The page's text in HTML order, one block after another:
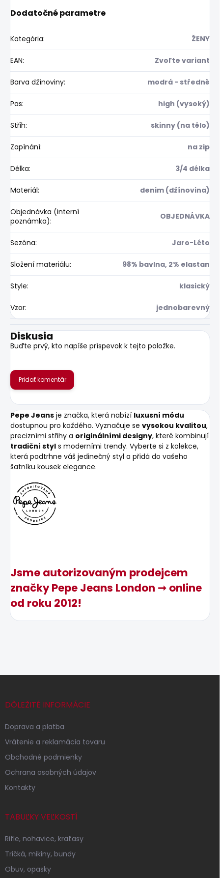
Dodatočné parametre
Kategória: ŽENY
EAN: Zvoľte variant
Barva džínoviny: modrá - středně
Pas: high (vysoký)
Střih: skinny (na tělo)
Zapínání: na zip
Délka: 3/4 délka
Materiál: denim (džínovina)
Objednávka (interní
poznámka): OBJEDNÁVKA
Sezóna: Jaro-Léto
Složení materiálu: 98% bavlna, 2% elastan
Style: klasický
Vzor: jednobarevný
Diskusia
Buďte prvý, kto napíše príspevok k tejto položke.
Pridať komentár
Pepe Jeans je značka, která nabízí luxusní módu
dostupnou pro každého. Vyznačuje se vysokou kvalitou,
precizními střihy a originálními designy, které kombinují
tradiční styl s moderními trendy. Vyberte si z kolekce,
která podtrhne váš jedinečný styl a přidá do vašeho
šatníku kousek elegance.
Jsme autorizovaným prodejcem
značky Pepe Jeans London ➞ online
od roku 2012!
pDÔLEŽITÉ INFORMÁCIE
Doprava a platba
Vrátenie a reklamácia tovaru
Obchodné podmienky
Ochrana osobných údajov
Kontakty
TABUĽKY VEĽKOSTÍ
Rifle, nohavice, kraťasy
Tričká, mikiny, bundy
Obuv, opasky